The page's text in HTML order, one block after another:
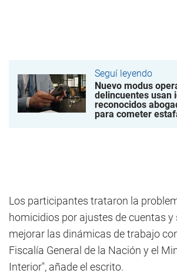
Seguí leyendo
Nuevo modus
delincuentes usan
reconocidos
para cometer
Los participantes trataron la
homicidios por ajustes de cuentas y
mejorar las dinámicas de trabajo
Fiscalía General de la Nación y el
Interior", añade el escrito.